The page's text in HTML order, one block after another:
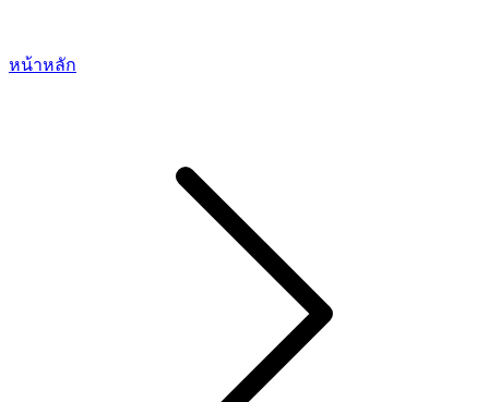
หน้าหลัก